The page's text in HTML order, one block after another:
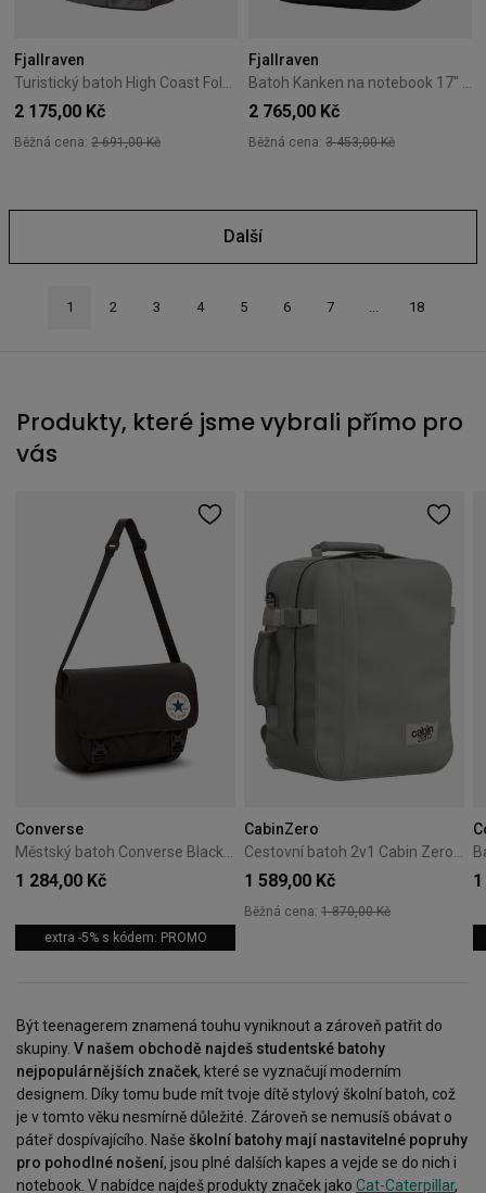
Fjallraven
Turistický batoh High Coast Foldsack Fjallraven – Shark Grey
2 175,00 Kč
Běžná cena: 2 691,00 Kč
Fjallraven
Batoh Kanken na notebook 17" Fjallraven – Black Nová Verze
2 765,00 Kč
Běžná cena: 3 453,00 Kč
Další
1 2 3 4 5 6 7 ... 18
Produkty, které jsme vybrali přímo pro
vás
Converse
Městský batoh Converse Black 10026011-A01
1 284,00 Kč
extra -5% s kódem: PROMO
CabinZero
Cestovní batoh 2v1 Cabin Zero Classic Tech 28L Silver Storm
1 589,00 Kč
Běžná cena: 1 870,00 Kč
Být teenagerem znamená touhu vyniknout a zároveň patřit do
skupiny. V našem obchodě najdeš studentské batohy
nejpopulárnějších značek, které se vyznačují moderním
designem. Díky tomu bude mít tvoje dítě stylový školní batoh, což
je v tomto věku nesmírně důležité. Zároveň se nemusíš obávat o
páteř dospívajícího. Naše školní batohy mají nastavitelné popruhy
pro pohodlné nošení, jsou plné dalších kapes a vejde se do nich i
notebook. V nabídce najdeš produkty značek jako Cat-Caterpillar,